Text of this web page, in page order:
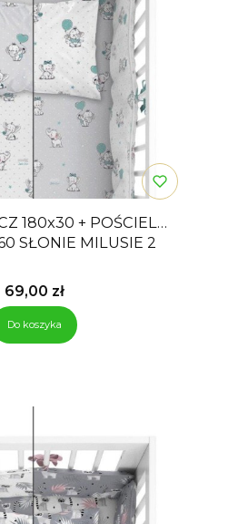
180x30 + POŚCIEL
SŁONIE MILUSIE 2
Cena
69,00 zł
Do koszyka